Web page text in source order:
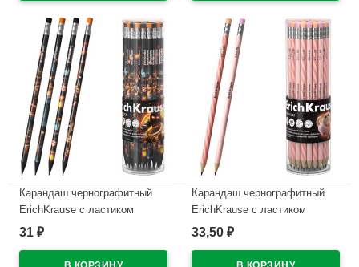
Карандаш чернографитный
ErichKrause с ластиком
Кубомир (Mine Block) HB
пластик арт.65314 (Ст.42)
31 ₽
Карандаш чернографитный
ErichKrause с ластиком
Прима-кошка (Prima Cat) HB
пластик арт.65385 (Ст.42)
33,50 ₽